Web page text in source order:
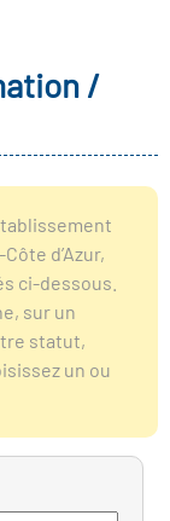
/
d’Azur,
ci-dessous.
sur un
statut,
un ou